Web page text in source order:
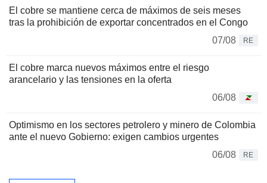
El cobre se mantiene cerca de máximos de seis meses
tras la prohibición de exportar concentrados en el Congo
07/08
RE
El cobre marca nuevos máximos entre el riesgo
arancelario y las tensiones en la oferta
06/08
Optimismo en los sectores petrolero y minero de Colombia
ante el nuevo Gobierno: exigen cambios urgentes
06/08
RE